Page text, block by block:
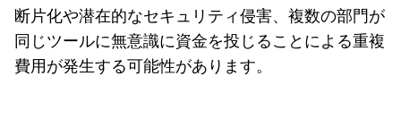
断片化や潜在的なセキュリティ侵害、複数の部門が
同じツールに無意識に資金を投じることによる重複
費用が発生する可能性があります。